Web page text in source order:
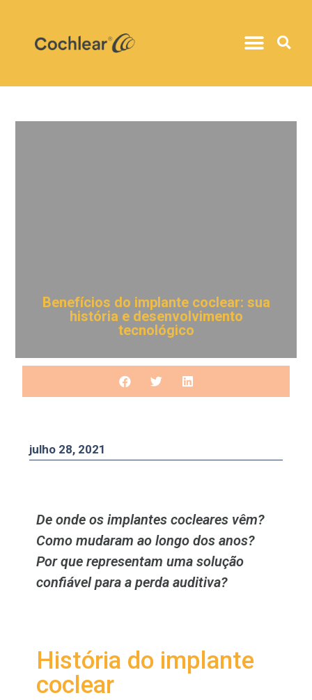
Benefícios do implante coclear: sua
história e desenvolvimento
tecnológico
julho 28, 2021
De onde os implantes cocleares vêm?
Como mudaram ao longo dos anos?
Por que representam uma solução
confiável para a perda auditiva?
História do implante
coclear